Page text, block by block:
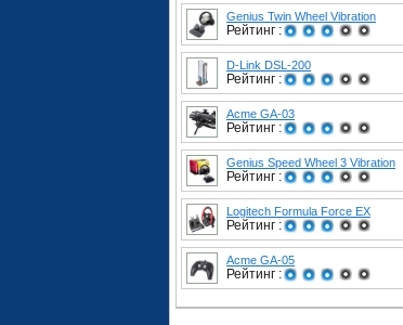
Genius Twin Wheel Vibration
Рейтинг :
D-Link DSL-200
Рейтинг :
Acme GA-03
Рейтинг :
Genius Speed Wheel 3 Vibration
Рейтинг :
Logitech Formula Force EX
Рейтинг :
Acme GA-05
Рейтинг :